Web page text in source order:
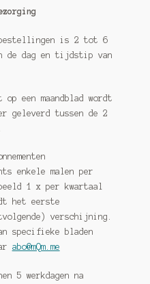
is 2 tot 6
de dag en tijdstip van
op een maandblad wordt
geleverd tussen de 2
enkele malen per
1 x per kwartaal
het eerste
verschijning.
specifieke bladen
abo@mQm.me
5 werkdagen na